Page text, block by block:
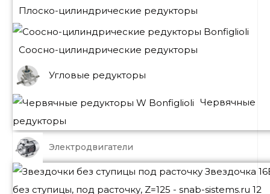
Плоско-цилиндрические редукторы
Соосно-цилиндрические редукторы
Угловые редукторы
Червячные
редукторы
Электродвигатели